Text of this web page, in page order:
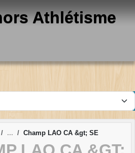
Athlétisme
Champ LAO CA &gt; SE